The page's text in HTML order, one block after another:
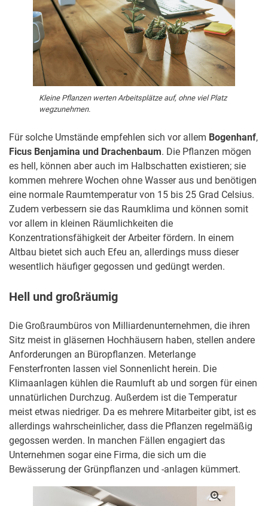
Kleine Pflanzen werten Arbeitsplätze auf, ohne viel Platz
wegzunehmen.
Für solche Umstände empfehlen sich vor allem Bogenhanf,
Ficus Benjamina und Drachenbaum. Die Pflanzen mögen
es hell, können aber auch im Halbschatten existieren; sie
kommen mehrere Wochen ohne Wasser aus und benötigen
eine normale Raumtemperatur von 15 bis 25 Grad Celsius.
Zudem verbessern sie das Raumklima und können somit
vor allem in kleinen Räumlichkeiten die
Konzentrationsfähigkeit der Arbeiter fördern. In einem
Altbau bietet sich auch Efeu an, allerdings muss dieser
wesentlich häufiger gegossen und gedüngt werden.
Hell und großräumig
Die Großraumbüros von Milliardenunternehmen, die ihren
Sitz meist in gläsernen Hochhäusern haben, stellen andere
Anforderungen an Büropflanzen. Meterlange
Fensterfronten lassen viel Sonnenlicht herein. Die
Klimaanlagen kühlen die Raumluft ab und sorgen für einen
unnatürlichen Durchzug. Außerdem ist die Temperatur
meist etwas niedriger. Da es mehrere Mitarbeiter gibt, ist es
allerdings wahrscheinlicher, dass die Pflanzen regelmäßig
gegossen werden. In manchen Fällen engagiert das
Unternehmen sogar eine Firma, die sich um die
Bewässerung der Grünpflanzen und -anlagen kümmert.